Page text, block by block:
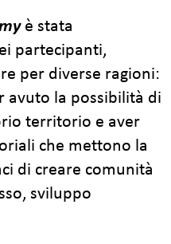
è stata
partecipanti,
per diverse ragioni:
avuto la possibilità di
territorio e aver
che mettono la
di creare comunità
sviluppo